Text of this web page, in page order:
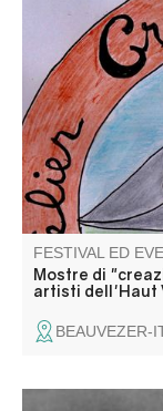
Venite ad
Haut Verdon.
FESTIVAL ED
Mostre di
artisti dell'Haut
BEAUVEZER-